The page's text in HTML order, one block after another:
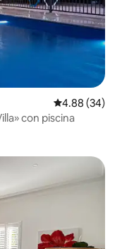
Calificación
4.88 (34)
con piscina